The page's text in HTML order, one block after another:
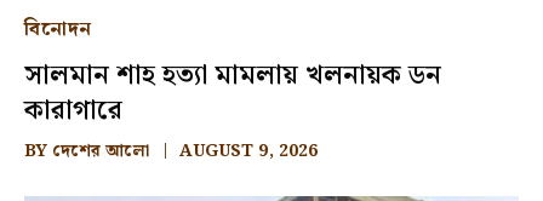
বিনোদন
সালমান শাহ হত্যা মামলায় খলনায়ক ডন
কারাগারে
BY দেশের আলো AUGUST 9, 2026